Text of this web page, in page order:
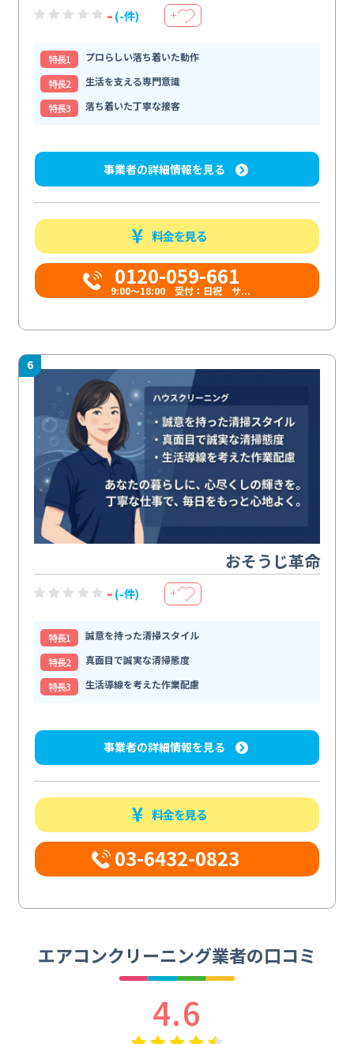
- (-件) ＋
特⻑1
プロらしい落ち着いた動作
特⻑2
生活を支える専門意識
特⻑3
落ち着いた丁寧な接客
事業者の詳細情報を見る
料金を見る
0120-059-661
9:00〜18:00 受付：日祝 サ...
6
おそうじ革命
- (-件) ＋
特⻑1
誠意を持った清掃スタイル
特⻑2
真面目で誠実な清掃態度
特⻑3
生活導線を考えた作業配慮
事業者の詳細情報を見る
料金を見る
03-6432-0823
エアコンクリーニング業者の口コミ
4.6